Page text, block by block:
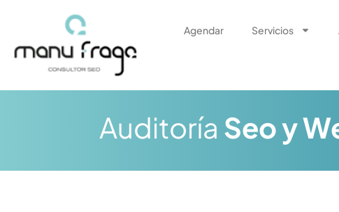
Agendar Servicios
Auditoría Seo y